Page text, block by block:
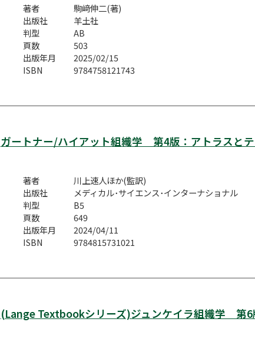
著者
駒﨑伸二(著)
出版社
羊土社
判型
AB
頁数
503
出版年月
2025/02/15
ISBN
9784758121743
ガートナー/ハイアット組織学 第4版：アトラスと
著者
川上速人ほか(監訳)
出版社
メディカル･サイエンス･インターナショナル
判型
B5
頁数
649
出版年月
2024/04/11
ISBN
9784815731021
(Lange Textbookシリーズ)ジュンケイラ組織学 第6